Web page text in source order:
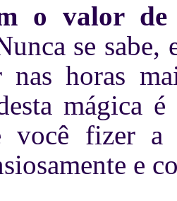
o valor
se sabe,
horas
mágica
você fizer a
e